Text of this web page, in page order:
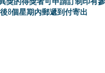
8個星期內郵遞到付寄出